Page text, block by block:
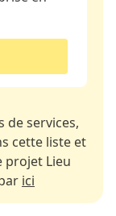
de services,
cette liste et
projet Lieu
ici